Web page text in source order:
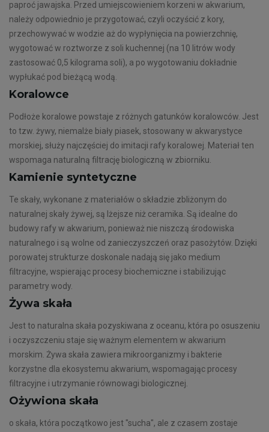
paproć jawajska. Przed umiejscowieniem korzeni w akwarium,
należy odpowiednio je przygotować, czyli oczyścić z kory,
przechowywać w wodzie aż do wypłynięcia na powierzchnię,
wygotować w roztworze z soli kuchennej (na 10 litrów wody
zastosować 0,5 kilograma soli), a po wygotowaniu dokładnie
wypłukać pod bieżącą wodą.
Koralowce
Podłoże koralowe powstaje z różnych gatunków koralowców. Jest
to tzw. żywy, niemalże biały piasek, stosowany w akwarystyce
morskiej, służy najczęściej do imitacji rafy koralowej. Materiał ten
wspomaga naturalną filtrację biologiczną w zbiorniku.
Kamienie syntetyczne
Te skały, wykonane z materiałów o składzie zbliżonym do
naturalnej skały żywej, są lżejsze niż ceramika. Są idealne do
budowy rafy w akwarium, ponieważ nie niszczą środowiska
naturalnego i są wolne od zanieczyszczeń oraz pasożytów. Dzięki
porowatej strukturze doskonale nadają się jako medium
filtracyjne, wspierając procesy biochemiczne i stabilizując
parametry wody.
Żywa skała
Jest to naturalna skała pozyskiwana z oceanu, która po osuszeniu
i oczyszczeniu staje się ważnym elementem w akwarium
morskim. Żywa skała zawiera mikroorganizmy i bakterie
korzystne dla ekosystemu akwarium, wspomagając procesy
filtracyjne i utrzymanie równowagi biologicznej.
Ożywiona skała
o skała, która początkowo jest "sucha", ale z czasem zostaje